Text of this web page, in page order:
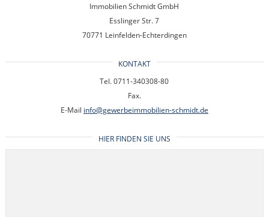
Immobilien Schmidt GmbH
Esslinger Str. 7
70771 Leinfelden-Echterdingen
KONTAKT
Tel. 0711-340308-80
Fax.
E-Mail info@gewerbeimmobilien-schmidt.de
HIER FINDEN SIE UNS